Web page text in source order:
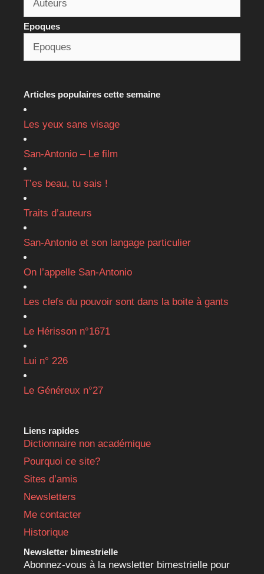
Epoques
Articles populaires cette semaine
Les yeux sans visage
San-Antonio – Le film
T’es beau, tu sais !
Traits d’auteurs
San-Antonio et son langage particulier
On l’appelle San-Antonio
Les clefs du pouvoir sont dans la boite à gants
Le Hérisson n°1671
Lui n° 226
Le Généreux n°27
Liens rapides
Dictionnaire non académique
Pourquoi ce site?
Sites d’amis
Newsletters
Me contacter
Historique
Newsletter bimestrielle
Abonnez-vous à la newsletter bimestrielle pour